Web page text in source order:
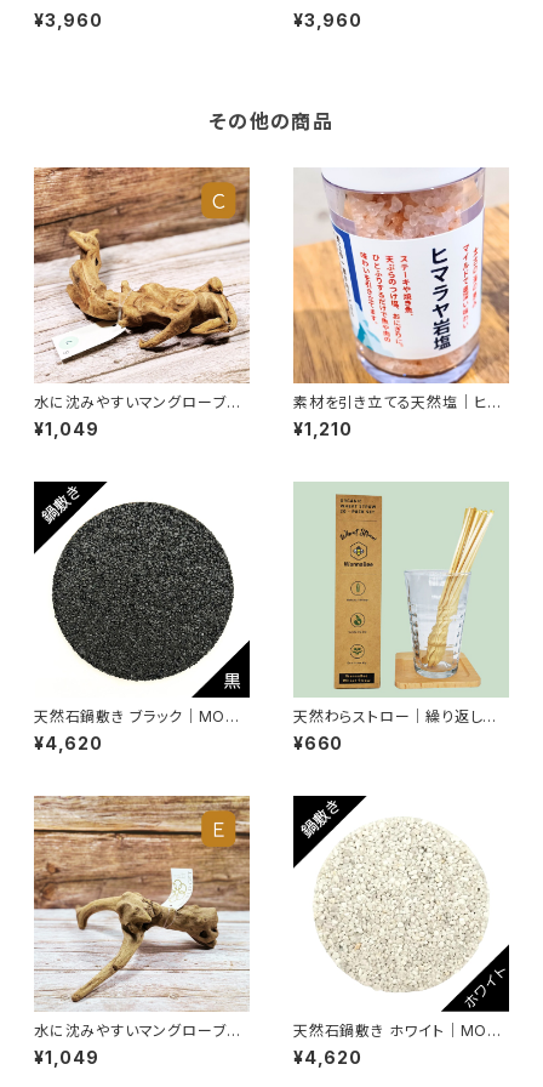
O マルチに使える 小物入
れ 軽量でおしゃれに収納 リ
¥3,960
O マルチに使える 小物入
れ 軽量でおしゃれに収納 リ
¥3,960
その他の商品
水に沈みやすいマングローブ流
木｜個性的な形状でエアプラン
ツや多肉植物に最適【C】 サイ
¥1,049
素材を引き立てる天然塩｜ヒマ
ラヤ岩塩｜天然ミネラル豊富な
ピンクソルト｜料理用・丁寧な暮
¥1,210
天然石鍋敷き ブラック｜MOO
DE モーデ｜アップサイクル・エ
コ・SDGs対応｜ハンドメイド・
¥4,620
天然わらストロー｜繰り返し使
えるエコストロー｜プラスチック
削減・サステナブル生活アイテム
¥660
水に沈みやすいマングローブ流
木｜個性的な形状でエアプラン
ツや多肉植物に最適【E】 サイ
¥1,049
天然石鍋敷き ホワイト｜MOO
DE モーデ｜アップサイクル・エ
コ・SDGs対応｜ハンドメイド・
¥4,620